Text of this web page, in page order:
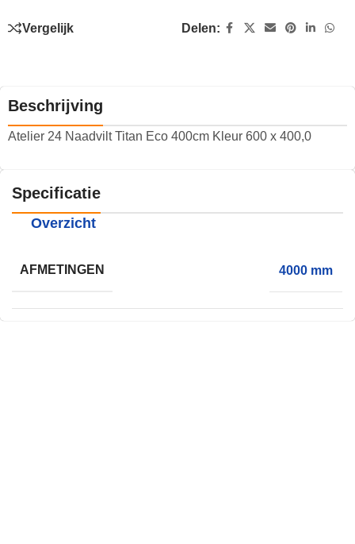
Vergelijk Delen:
Beschrijving
Atelier 24 Naadvilt Titan Eco 400cm Kleur 600 x 400,0
Specificatie
Overzicht
AFMETINGEN 4000 mm